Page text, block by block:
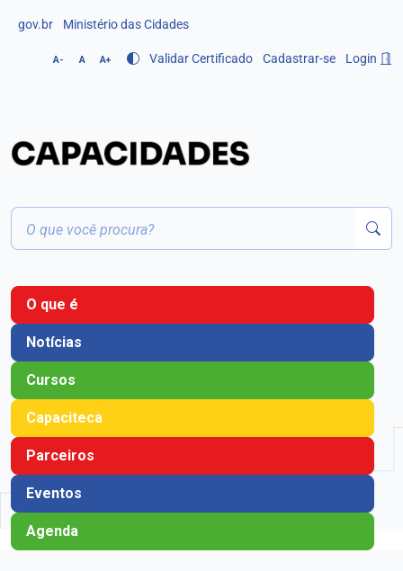
gov.br Ministério das Cidades
A- A A+ Validar Certificado Cadastrar-se Login
O que é
Notícias
Cursos
Capaciteca
Parceiros
Eventos
Agenda